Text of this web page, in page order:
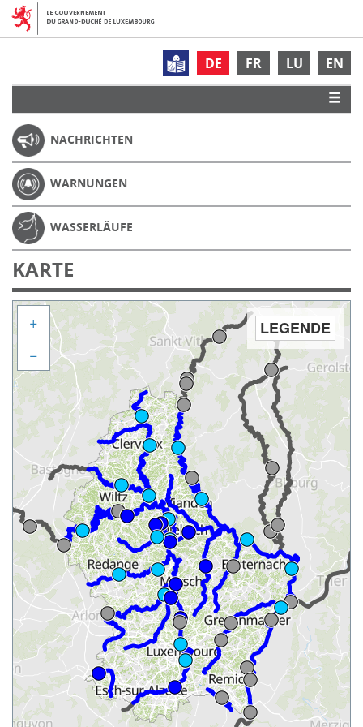
DE FR LU EN
NACHRICHTEN
WARNUNGEN
WASSERLÄUFE
KARTE
LEGENDE
+
−